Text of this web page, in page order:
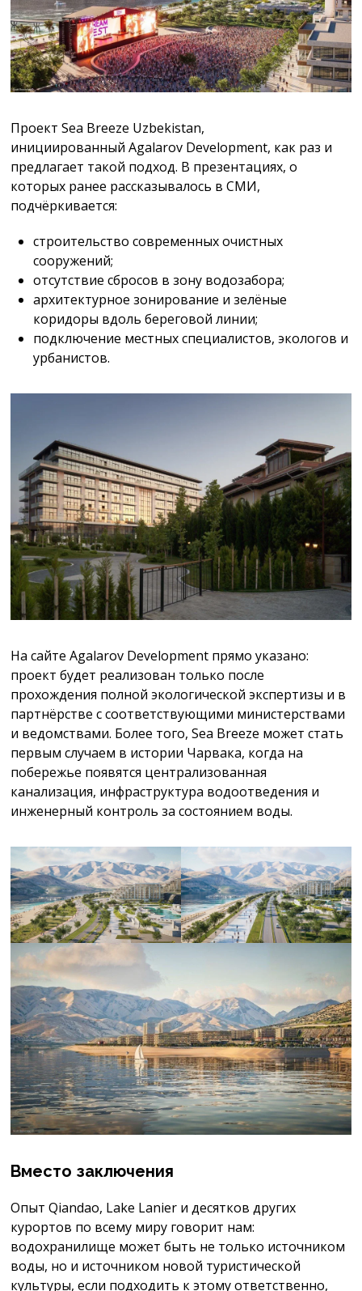
Проект Sea Breeze Uzbekistan,
инициированный Agalarov Development, как раз и
предлагает такой подход. В презентациях, о
которых ранее рассказывалось в СМИ,
подчёркивается:
строительство современных очистных
сооружений;
отсутствие сбросов в зону водозабора;
архитектурное зонирование и зелёные
коридоры вдоль береговой линии;
подключение местных специалистов, экологов и
урбанистов.
На сайте Agalarov Development прямо указано:
проект будет реализован только после
прохождения полной экологической экспертизы и в
партнёрстве с соответствующими министерствами
и ведомствами. Более того, Sea Breeze может стать
первым случаем в истории Чарвака, когда на
побережье появятся централизованная
канализация, инфраструктура водоотведения и
инженерный контроль за состоянием воды.
Вместо заключения
Опыт Qiandao, Lake Lanier и десятков других
курортов по всему миру говорит нам:
водохранилище может быть не только источником
воды, но и источником новой туристической
культуры, если подходить к этому ответственно,